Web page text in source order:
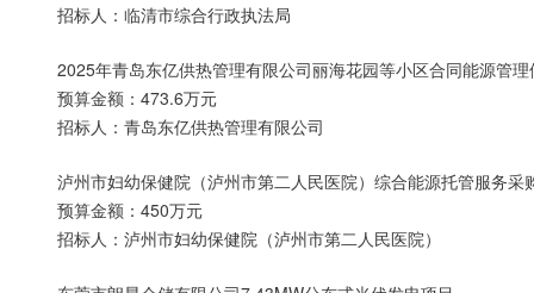
招标人：临清市综合行政执法局
2025年青岛东亿供热管理有限公司丽海花园等小区合同能源管
预算金额：473.6万元
招标人：青岛东亿供热管理有限公司
泸州市妇幼保健院（泸州市第二人民医院）综合能源托管服务采
预算金额：450万元
招标人：泸州市妇幼保健院（泸州市第二人民医院）